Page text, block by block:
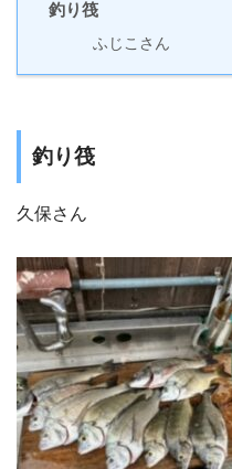
釣り筏
ふじこさん
釣り筏
久保さん